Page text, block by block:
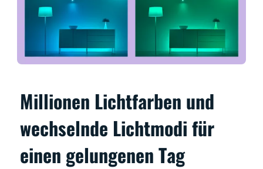
Millionen Lichtfarben und
wechselnde Lichtmodi für
einen gelungenen Tag